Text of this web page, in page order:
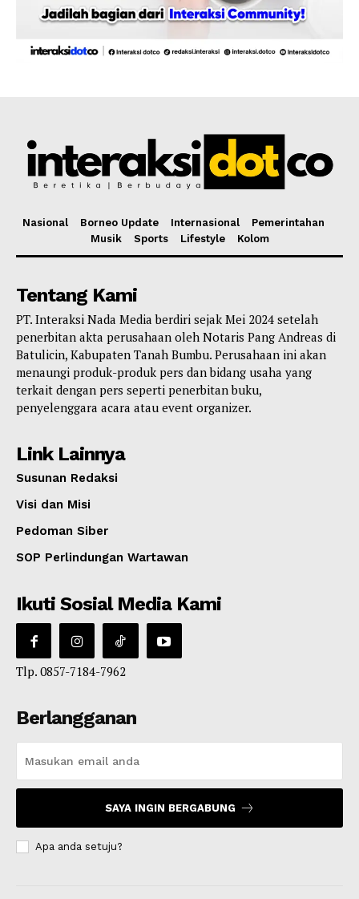
Nasional Borneo Update Internasional
Pemerintahan
Musik
Sports Lifestyle Kolom
Tentang Kami
PT. Interaksi Nada Media berdiri sejak Mei 2024 setelah
penerbitan akta perusahaan oleh Notaris Pang Andreas di
Batulicin, Kabupaten Tanah Bumbu. Perusahaan ini akan
menaungi produk-produk pers dan bidang usaha yang
terkait dengan pers seperti penerbitan buku,
penyelenggara acara atau event organizer.
Link Lainnya
Susunan Redaksi
Visi dan Misi
Pedoman Siber
SOP Perlindungan Wartawan
Ikuti Sosial Media Kami
Tlp. 0857-7184-7962
Berlangganan
SAYA INGIN BERGABUNG
Apa anda setuju?